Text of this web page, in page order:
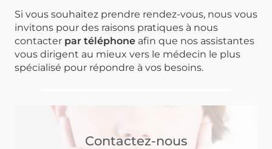
Si vous souhaitez prendre rendez-vous, nous vous
invitons pour des raisons pratiques à nous
contacter par téléphone afin que nos assistantes
vous dirigent au mieux vers le médecin le plus
spécialisé pour répondre à vos besoins.
Contactez-nous